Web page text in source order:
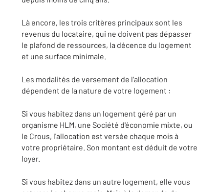
Là encore, les trois critères principaux sont les
revenus du locataire, qui ne doivent pas dépasser
le plafond de ressources, la décence du logement
et une surface minimale.
Les modalités de versement de l'allocation
dépendent de la nature de votre logement :
Si vous habitez dans un logement géré par un
organisme HLM, une Société d'économie mixte, ou
le Crous, l'allocation est versée chaque mois à
votre propriétaire. Son montant est déduit de votre
loyer.
Si vous habitez dans un autre logement, elle vous